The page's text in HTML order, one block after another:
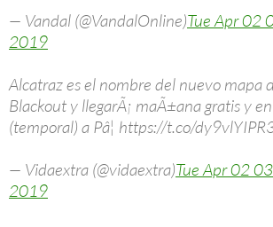
— Vandal (@VandalOnline)Tue Apr 02
2019
Alcatraz es el nombre del nuevo mapa
Blackout y llegarÃ¡ maÃ±ana gratis y
(temporal) a Pâ¦ https://t.co/
— Vidaextra (@vidaextra)Tue Apr 02
2019